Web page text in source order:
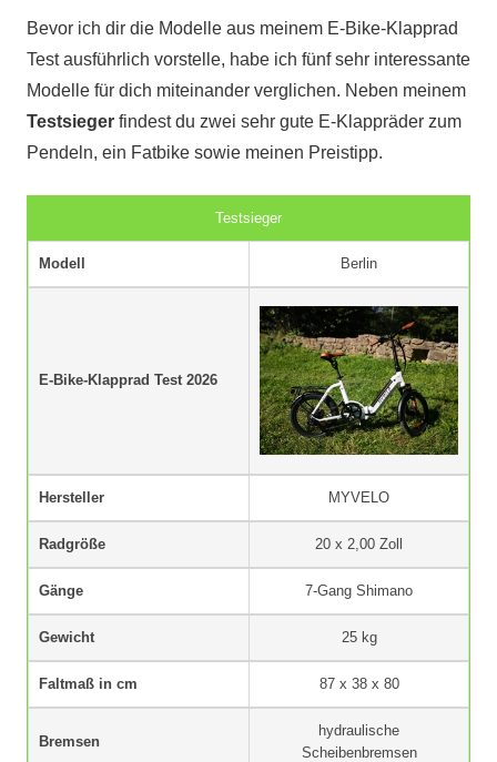
Bevor ich dir die Modelle aus meinem E-Bike-Klapprad
Test ausführlich vorstelle, habe ich fünf sehr interessante
Modelle für dich miteinander verglichen. Neben meinem
Testsieger findest du zwei sehr gute E-Klappräder zum
Pendeln, ein Fatbike sowie meinen Preistipp.
Testsieger
Modell Berlin
E-Bike-Klapprad Test 2026
Hersteller MYVELO
Radgröße 20 x 2,00 Zoll
Gänge 7-Gang Shimano
Gewicht 25 kg
Faltmaß in cm 87 x 38 x 80
Bremsen
hydraulische
Scheibenbremsen